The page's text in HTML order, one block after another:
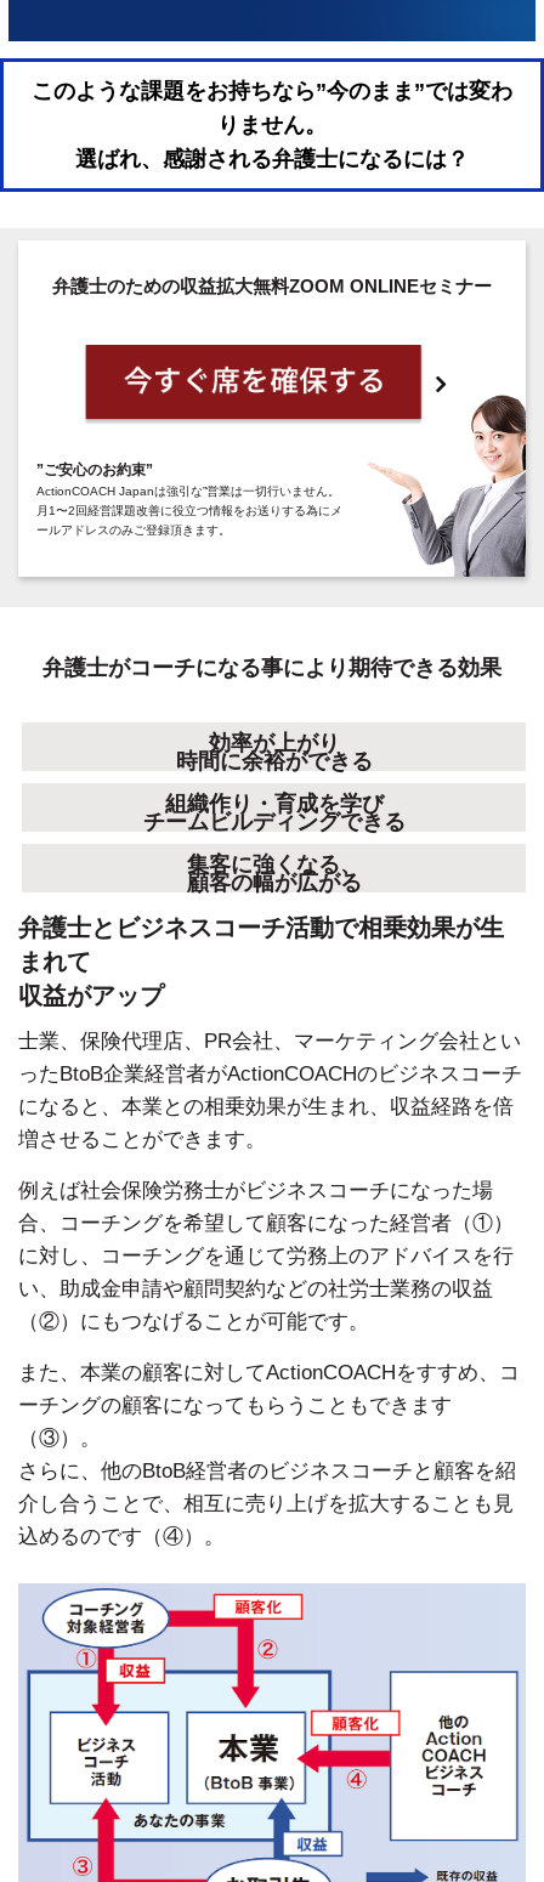
このような課題をお持ちなら”今のまま”では変わ
りません。
選ばれ、感謝される弁護士になるには？
弁護士のための収益拡大無料ZOOM ONLINEセミナー
”ご安心のお約束”
ActionCOACH Japanは強引な”営業は一切行いません。
月1〜2回経営課題改善に役立つ情報をお送りする為にメ
ールアドレスのみご登録頂きます。
弁護士がコーチになる事により期待できる効果
効率が上がり
時間に余裕ができる
組織作り・育成を学び
チームビルディングできる
集客に強くなる、
顧客の幅が広がる
弁護士とビジネスコーチ活動で相乗効果が生
まれて
収益がアップ
士業、保険代理店、PR会社、マーケティング会社とい
ったBtoB企業経営者がActionCOACHのビジネスコーチ
になると、本業との相乗効果が生まれ、収益経路を倍
増させることができます。
例えば社会保険労務士がビジネスコーチになった場
合、コーチングを希望して顧客になった経営者（①）
に対し、コーチングを通じて労務上のアドバイスを行
い、助成金申請や顧問契約などの社労士業務の収益
（②）にもつなげることが可能です。
また、本業の顧客に対してActionCOACHをすすめ、コ
ーチングの顧客になってもらうこともできます
（③）。
さらに、他のBtoB経営者のビジネスコーチと顧客を紹
介し合うことで、相互に売り上げを拡大することも見
込めるのです（④）。